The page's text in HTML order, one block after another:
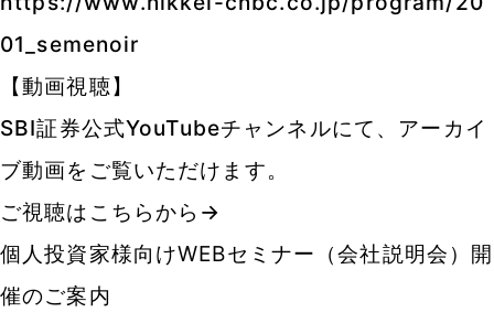
01_semenoir
【動画視聴】
SBI証券公式YouTubeチャンネルにて、アーカイ
ブ動画をご覧いただけます。
ご視聴はこちらから→
個人投資家様向けWEBセミナー（会社説明会）開
催のご案内